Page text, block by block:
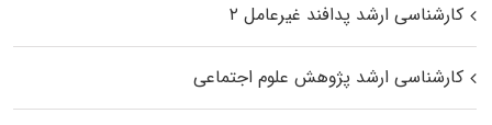
کارشناسی ارشد پدافند غیرعامل ۲
کارشناسی ارشد پژوهش علوم اجتماعی